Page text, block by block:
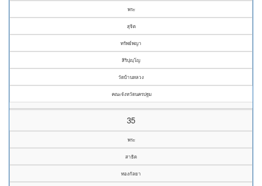
พระ
สุจิต
ทรัพย์พญา
สิริปุญฺโญ
วัดบ้านหลวง
คณะจังหวัดนครปฐม
35
พระ
สาธิต
ทองกัลยา